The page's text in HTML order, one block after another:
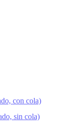
con cola)
sin cola)